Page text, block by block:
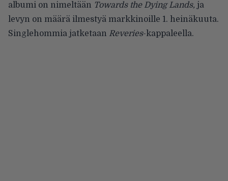
albumi on nimeltään Towards the Dying Lands, ja
levyn on määrä ilmestyä markkinoille 1. heinäkuuta.
Singlehommia jatketaan Reveries-kappaleella.